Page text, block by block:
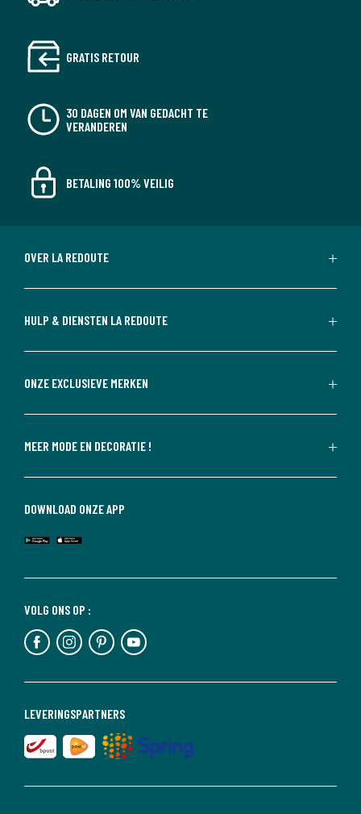
GRATIS RETOUR
30 DAGEN OM VAN GEDACHT TE
VERANDEREN
BETALING 100% VEILIG
OVER LA REDOUTE
HULP & DIENSTEN LA REDOUTE
ONZE EXCLUSIEVE MERKEN
MEER MODE EN DECORATIE !
LEVERINGSPARTNERS
VOLG ONS OP :
DOWNLOAD ONZE APP